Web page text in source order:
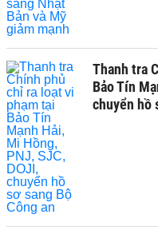
Thanh tra
Bảo Tín
chuyển hồ